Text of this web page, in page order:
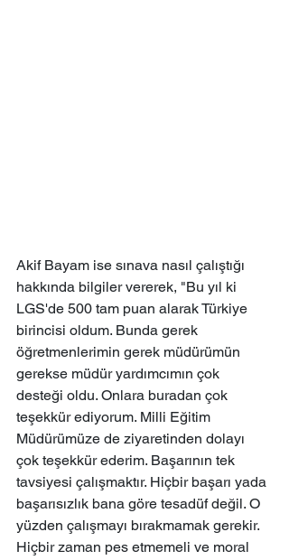
Akif Bayam ise sınava nasıl çalıştığı
hakkında bilgiler vererek, "Bu yıl ki
LGS'de 500 tam puan alarak Türkiye
birincisi oldum. Bunda gerek
öğretmenlerimin gerek müdürümün
gerekse müdür yardımcımın çok
desteği oldu. Onlara buradan çok
teşekkür ediyorum. Milli Eğitim
Müdürümüze de ziyaretinden dolayı
çok teşekkür ederim. Başarının tek
tavsiyesi çalışmaktır. Hiçbir başarı yada
başarısızlık bana göre tesadüf değil. O
yüzden çalışmayı bırakmamak gerekir.
Hiçbir zaman pes etmemeli ve moral